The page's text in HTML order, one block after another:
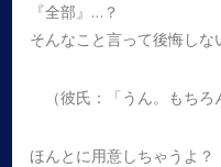
『全部』…？
そんなこと言って後悔しな
（彼氏：「うん。もちろ
ほんとに用意しちゃうよ？